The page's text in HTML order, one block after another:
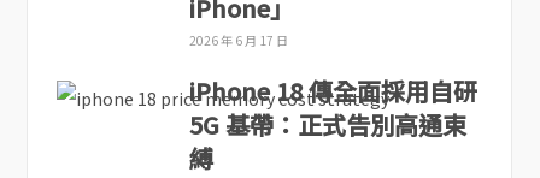
iPhone」
2026 年 6 月 17 日
iPhone 18 傳全面採用自研
5G 基帶：正式告別高通束
縛